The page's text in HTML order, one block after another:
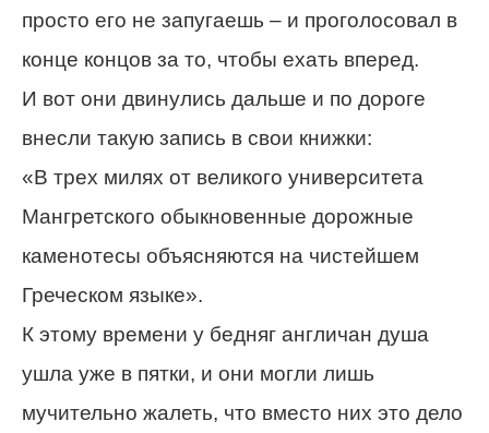
просто его не запугаешь – и проголосовал в
конце концов за то, чтобы ехать вперед.
И вот они двинулись дальше и по дороге
внесли такую запись в свои книжки:
«В трех милях от великого университета
Мангретского обыкновенные дорожные
каменотесы объясняются на чистейшем
Греческом языке».
К этому времени у бедняг англичан душа
ушла уже в пятки, и они могли лишь
мучительно жалеть, что вместо них это дело